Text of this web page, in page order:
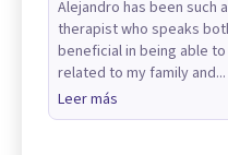
Alejandro has been such
therapist who speaks
beneficial in being able
related to my family and...
Leer más